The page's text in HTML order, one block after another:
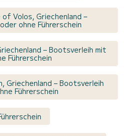
Volos, Griechenland –
ohne Führerschein
– Bootsverleih mit
Führerschein
Griechenland – Bootsverleih
Führerschein